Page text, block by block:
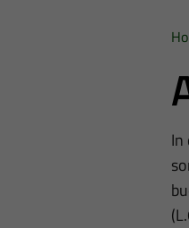
In